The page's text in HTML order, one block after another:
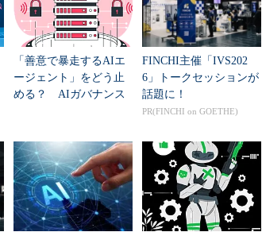
「善意で暴走するAIエ
ージェント」をどう止
める？ AIガバナンス
FINCHI主催「IVS202
6」トークセッションが
話題に！
PR(FINCHI on GOETHE)